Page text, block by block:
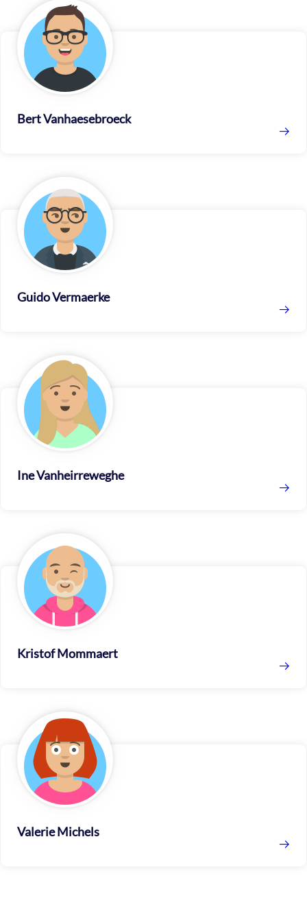
Bert Vanhaesebroeck
Guido Vermaerke
Ine Vanheirreweghe
Kristof Mommaert
Valerie Michels